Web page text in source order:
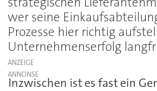
wer seine
Prozesse hier richtig
Unternehmenserfolg
ANZEIGE
Inzwischen ist es fast ein